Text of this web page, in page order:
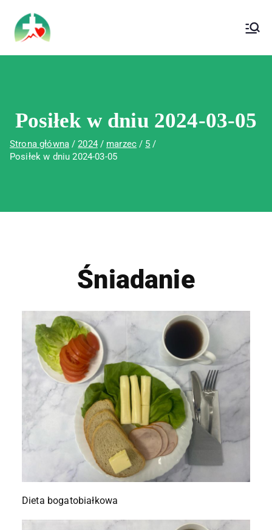
Wojewódzki Szpital Specjalistyczny im.
Św. Rafała w Czerwonej Górze
Posiłek w dniu 2024-03-05
Strona główna 2024 marzec
5
Posiłek w dniu 2024-03-05
Śniadanie
Dieta bogatobiałkowa